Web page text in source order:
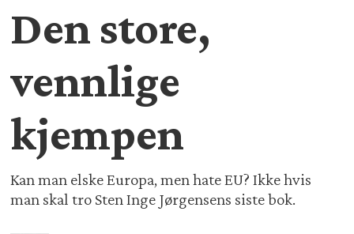
Den store,
vennlige
kjempen
Kan man elske Europa, men hate EU? Ikke hvis
man skal tro Sten Inge Jørgensens siste bok.